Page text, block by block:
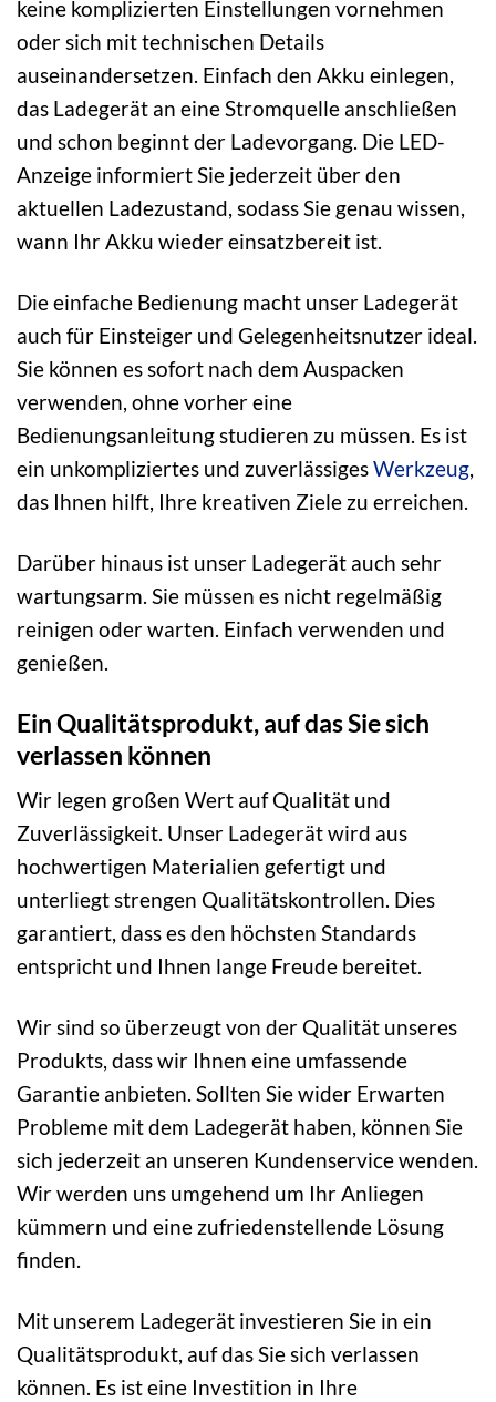
keine komplizierten Einstellungen vornehmen
oder sich mit technischen Details
auseinandersetzen. Einfach den Akku einlegen,
das Ladegerät an eine Stromquelle anschließen
und schon beginnt der Ladevorgang. Die LED-
Anzeige informiert Sie jederzeit über den
aktuellen Ladezustand, sodass Sie genau wissen,
wann Ihr Akku wieder einsatzbereit ist.
Die einfache Bedienung macht unser Ladegerät
auch für Einsteiger und Gelegenheitsnutzer ideal.
Sie können es sofort nach dem Auspacken
verwenden, ohne vorher eine
Bedienungsanleitung studieren zu müssen. Es ist
ein unkompliziertes und zuverlässigesWerkzeug,
das Ihnen hilft, Ihre kreativen Ziele zu erreichen.
Darüber hinaus ist unser Ladegerät auch sehr
wartungsarm. Sie müssen es nicht regelmäßig
reinigen oder warten. Einfach verwenden und
genießen.
Ein Qualitätsprodukt, auf das Sie sich
verlassen können
Wir legen großen Wert auf Qualität und
Zuverlässigkeit. Unser Ladegerät wird aus
hochwertigen Materialien gefertigt und
unterliegt strengen Qualitätskontrollen. Dies
garantiert, dass es den höchsten Standards
entspricht und Ihnen lange Freude bereitet.
Wir sind so überzeugt von der Qualität unseres
Produkts, dass wir Ihnen eine umfassende
Garantie anbieten. Sollten Sie wider Erwarten
Probleme mit dem Ladegerät haben, können Sie
sich jederzeit an unseren Kundenservice wenden.
Wir werden uns umgehend um Ihr Anliegen
kümmern und eine zufriedenstellende Lösung
finden.
Mit unserem Ladegerät investieren Sie in ein
Qualitätsprodukt, auf das Sie sich verlassen
können. Es ist eine Investition in Ihre